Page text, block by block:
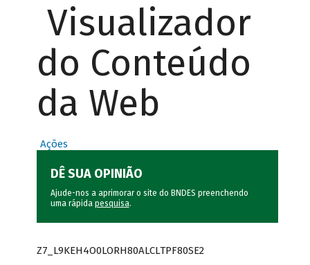
Visualizador
do Conteúdo
da Web
Ações
DÊ SUA OPINIÃO
Ajude-nos a aprimorar o site do BNDES preenchendo
uma rápida pesquisa.
Z7_L9KEH4O0LORH80ALCLTPF80SE2